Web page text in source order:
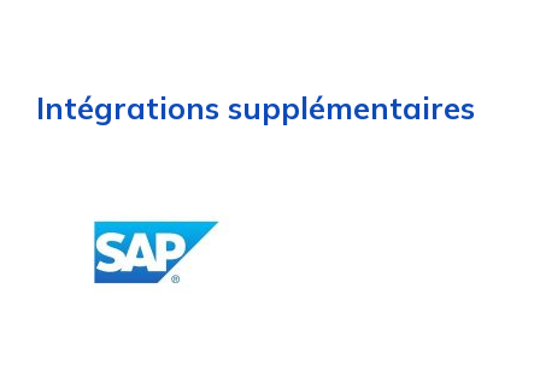
Intégrations supplémentaires